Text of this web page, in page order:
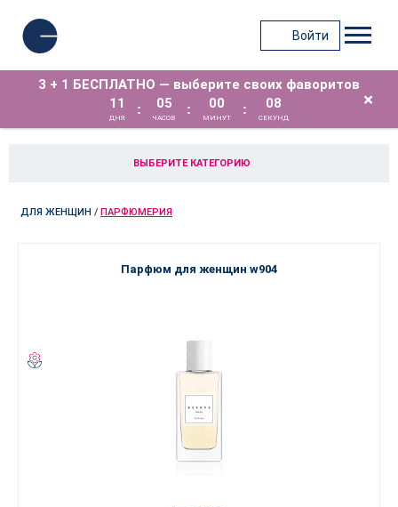
Войти
3 + 1 БЕСПЛАТНО — выберите своих фаворитов
11
ДНЯ
: 05
ЧАСОВ
: 00
МИНУТ
: 07
СЕКУНД
×
ВЫБЕРИТЕ КАТЕГОРИЮ
ДЛЯ ЖЕНЩИН / ПАРФЮМЕРИЯ
Парфюм для женщин w904